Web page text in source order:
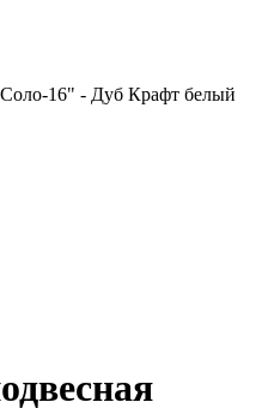
16" - Дуб Крафт белый